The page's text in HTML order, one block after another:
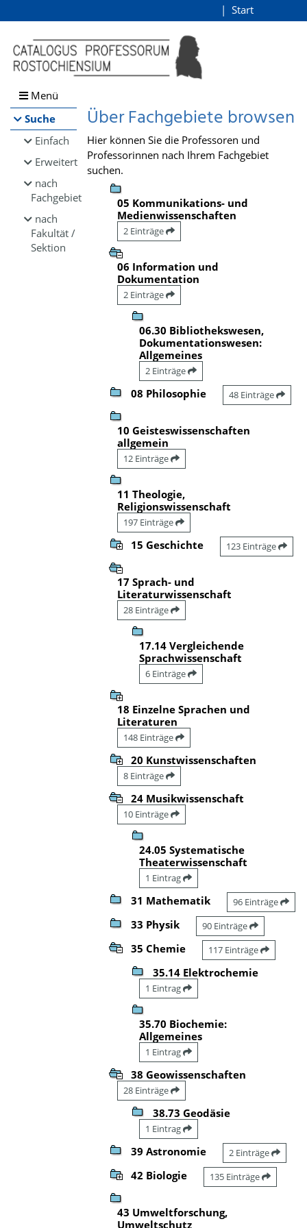
Browsen
direkt zum Inhalt
Start
Menü
Suche
Einfach
Erweitert
nach
Fachgebiet
nach
Fakultät /
Sektion
Über Fachgebiete browsen
Hier können Sie die Professoren und
Professorinnen nach Ihrem Fachgebiet
suchen.
05 Kommunikations- und
Medienwissenschaften
2 Einträge
06 Information und
Dokumentation
2 Einträge
06.30 Bibliothekswesen,
Dokumentationswesen:
Allgemeines
2 Einträge
08 Philosophie 48 Einträge
10 Geisteswissenschaften
allgemein
12 Einträge
11 Theologie,
Religionswissenschaft
197 Einträge
15 Geschichte 123 Einträge
17 Sprach- und
Literaturwissenschaft
28 Einträge
17.14 Vergleichende
Sprachwissenschaft
6 Einträge
18 Einzelne Sprachen und
Literaturen
148 Einträge
20 Kunstwissenschaften
8 Einträge
24 Musikwissenschaft
10 Einträge
24.05 Systematische
Theaterwissenschaft
1 Eintrag
31 Mathematik 96 Einträge
33 Physik 90 Einträge
35 Chemie 117 Einträge
35.14 Elektrochemie
1 Eintrag
35.70 Biochemie:
Allgemeines
1 Eintrag
38 Geowissenschaften
28 Einträge
38.73 Geodäsie
1 Eintrag
39 Astronomie 2 Einträge
42 Biologie 135 Einträge
43 Umweltforschung,
Umweltschutz